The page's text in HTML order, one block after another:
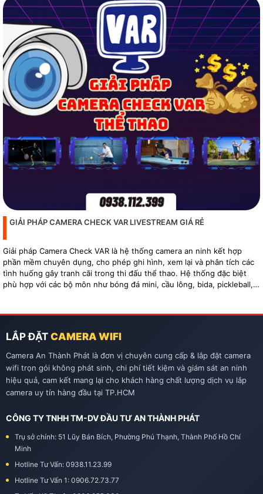
GIẢI PHÁP CAMERA CHECK VAR LIVESTREAM GIÁ RẺ
Giải pháp Camera Check VAR là hệ thống camera an ninh kết hợp
phần mềm chuyên dụng, cho phép ghi hình, xem lại và phân tích các
tình huống gây tranh cãi trong thi đấu thể thao. Hệ thống đặc biệt
phù hợp với các bộ môn như bóng đá mini, cầu lông, bida, pickleball,
LẮP ĐẶT CAMERA WIFI
Camera An Thành Phát là đơn vị chuyên cung cấp & lắp đặt camera
wifi trọn gói không phát sinh, chi phí tiết kiệm và giám sát an ninh
hiệu quả, cam kết mang lại cho khách hàng chất lượng dịch vụ lắp
camera uy tín hàng đầu tại TP.HCM
CÔNG TY TNHH TM-DV ĐẦU TƯ AN THÀNH PHÁT
Trụ sở chính: 51 Lũy Bán Bích, Phường Phú Thạnh, Thành Phố Hồ Chí
Minh
Hotline Tư Vấn: 0938.11.23.99
Hotline Tư Vấn 1: 0906.72.73.77